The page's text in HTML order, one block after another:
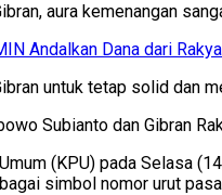
aura kemenangan
Andalkan Dana dari
untuk tetap solid
Subianto dan Gibran
(KPU) pada Selasa
simbol nomor urut